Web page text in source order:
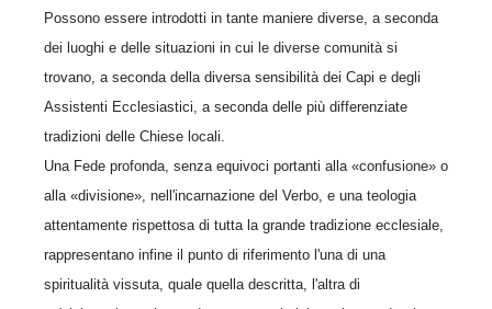
Possono essere introdotti in tante maniere diverse, a seconda
dei luoghi e delle situazioni in cui le diverse comunità si
trovano, a seconda della diversa sensibilità dei Capi e degli
Assistenti Ecclesiastici, a seconda delle più differenziate
tradizioni delle Chiese locali.
Una Fede profonda, senza equivoci portanti alla «confusione» o
alla «divisione», nell'incarnazione del Verbo, e una teologia
attentamente rispettosa di tutta la grande tradizione ecclesiale,
rappresentano infine il punto di riferimento l'una di una
spiritualità vissuta, quale quella descritta, l'altra di